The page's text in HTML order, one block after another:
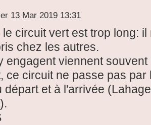
13 Mar 2019 13:31
le circuit vert est trop long:
chez les autres.
engagent viennent
ce circuit ne passe pas
départ et à l'arrivée